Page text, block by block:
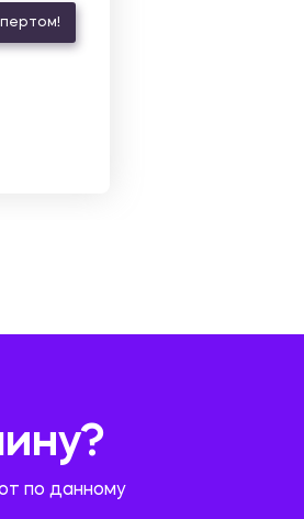
по данному